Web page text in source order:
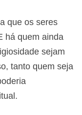
que os seres
há quem ainda
sejam
tanto quem seja